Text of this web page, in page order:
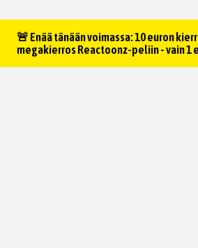
🚨 Enää tänään voimassa: 10 euron
megakierros Reactoonz-peliin - vain 1